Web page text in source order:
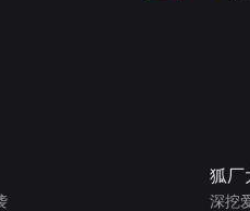
狐厂
深挖